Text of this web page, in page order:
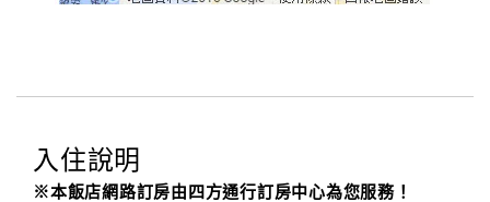
入住說明
※本飯店網路訂房由四方通行訂房中心為您服務！